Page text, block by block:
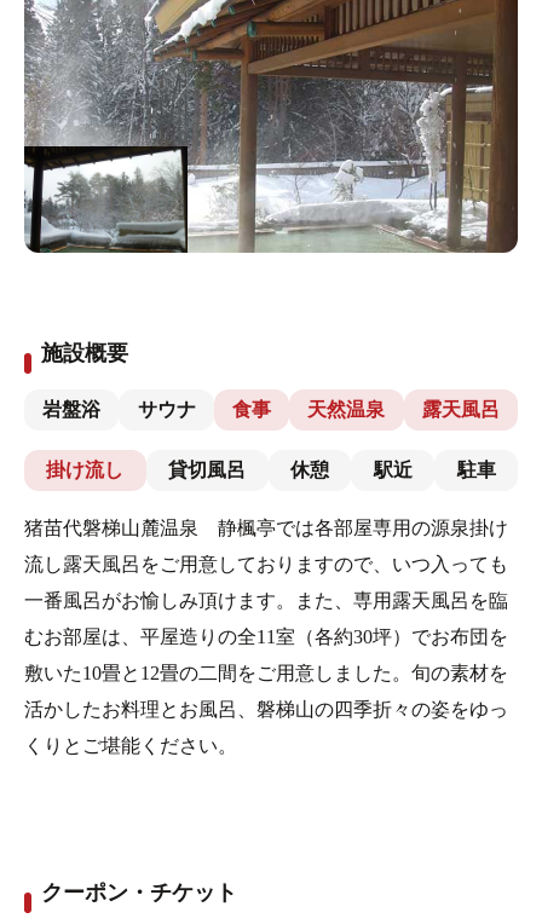
施設概要
岩盤浴 サウナ 食事 天然温泉 露天風呂
掛け流し 貸切風呂 休憩 駅近 駐車
猪苗代磐梯山麓温泉 静楓亭では各部屋専用の源泉掛け
流し露天風呂をご用意しておりますので、いつ入っても
一番風呂がお愉しみ頂けます。また、専用露天風呂を臨
むお部屋は、平屋造りの全11室（各約30坪）でお布団を
敷いた10畳と12畳の二間をご用意しました。旬の素材を
活かしたお料理とお風呂、磐梯山の四季折々の姿をゆっ
くりとご堪能ください。
クーポン・チケット